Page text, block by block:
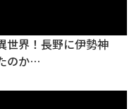
世界！長野に伊勢神
のか…